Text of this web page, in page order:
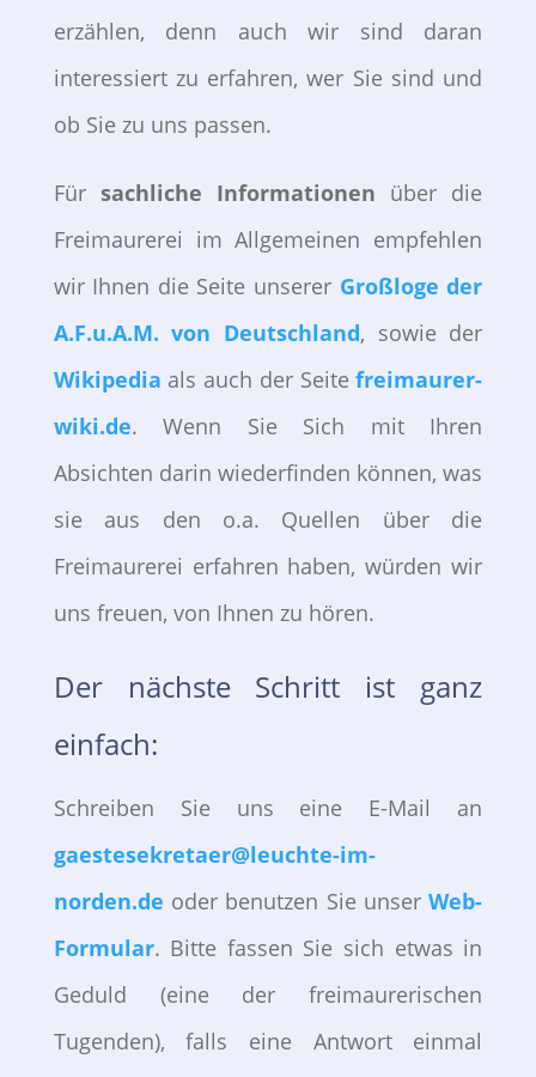
erzählen, denn auch wir sind daran
interessiert zu erfahren, wer Sie sind und
ob Sie zu uns passen.
Für sachliche Informationen über die
Freimaurerei im Allgemeinen empfehlen
wir Ihnen die Seite unserer Großloge der
A.F.u.A.M. von Deutschland, sowie der
Wikipedia als auch der Seitefreimaurer-
wiki.de. Wenn Sie Sich mit Ihren
Absichten darin wiederfinden können, was
sie aus den o.a. Quellen über die
Freimaurerei erfahren haben, würden wir
uns freuen, von Ihnen zu hören.
Der nächste Schritt ist ganz
einfach:
Schreiben Sie uns eine E-Mail an
gaestesekretaer@leuchte-im-
norden.de oder benutzen Sie unserWeb-
Formular. Bitte fassen Sie sich etwas in
Geduld (eine der freimaurerischen
Tugenden), falls eine Antwort einmal